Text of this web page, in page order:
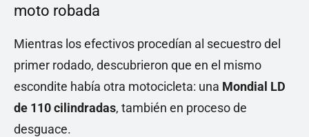
moto robada
Mientras los efectivos procedían al secuestro del
primer rodado, descubrieron que en el mismo
escondite había otra motocicleta: una Mondial LD
de 110 cilindradas, también en proceso de
desguace.